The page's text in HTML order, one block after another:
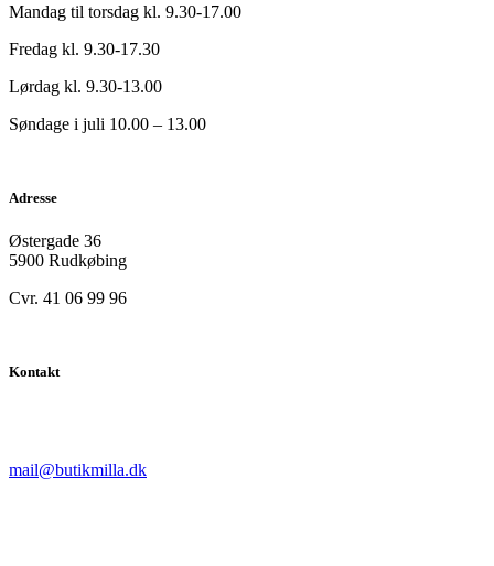
Mandag til torsdag kl. 9.30-17.00
Fredag kl. 9.30-17.30
Lørdag kl. 9.30-13.00
Søndage i juli 10.00 – 13.00
Adresse
Østergade 36
5900 Rudkøbing
Cvr. 41 06 99 96
Kontakt
mail@butikmilla.dk